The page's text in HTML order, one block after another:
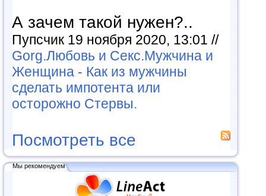
А зачем такой нужен?..
Пупсчик 19 ноября 2020, 13:01 //
Gorg.Любовь и Секс.Мужчина и
Женщина - Как из мужчины
сделать импотента или
осторожно Стервы.
Посмотреть все
Мы рекомендуем